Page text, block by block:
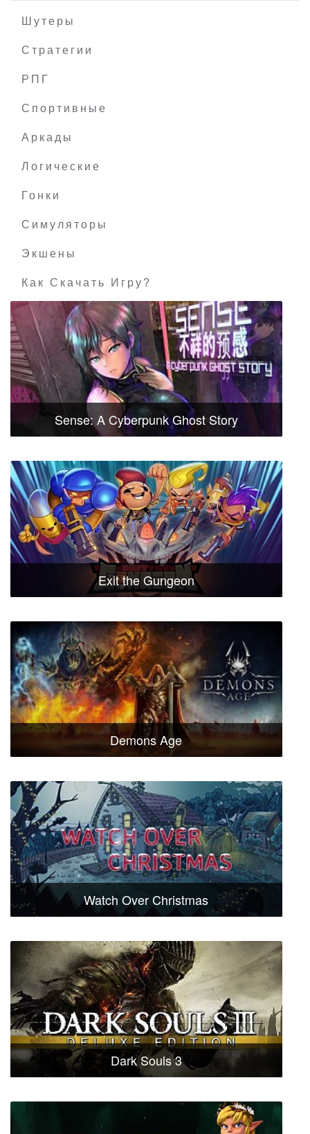
Шутеры
Стратегии
РПГ
Спортивные
Аркады
Логические
Гонки
Симуляторы
Экшены
Как Скачать Игру?
Sense: A Cyberpunk Ghost Story
Exit the Gungeon
Demons Age
Watch Over Christmas
Dark Souls 3